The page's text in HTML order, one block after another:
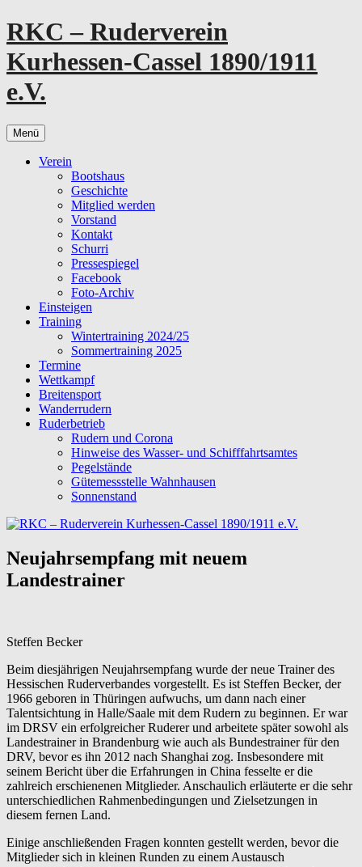
Zum
Inhalt
springen
RKC – Ruderverein
Kurhessen-Cassel 1890/1911
e.V.
Menü
Verein
Bootshaus
Geschichte
Mitglied werden
Vorstand
Kontakt
Schurri
Pressespiegel
Facebook
Foto-Archiv
Einsteigen
Training
Wintertraining 2024/25
Sommertraining 2025
Termine
Wettkampf
Breitensport
Wanderrudern
Ruderbetrieb
Rudern und Corona
Hinweise des Wasser- und Schifffahrtsamtes
Pegelstände
Gütemessstelle Wahnhausen
Sonnenstand
Neujahrsempfang mit neuem
Landestrainer
Steffen Becker
Beim diesjährigen Neujahrsempfang wurde der neue Trainer des
Hessischen Ruderverbandes vorgestellt. Es ist Steffen Becker, der
1966 geboren in Thüringen aufwuchs, um dann nach einer
Talentsichtung in Halle/Saale mit dem Rudern zu beginnen. Er war
im DRSV ein erfolgreicher Ruderer und arbeitete später sowohl als
Landestrainer in Brandenburg wie auch als Bundestrainer für den
DRV, bevor es ihn 2012 nach Shanghai zog. Insbesondere mit
seinem Bericht über die Erfahrungen in China fesselte er die
zahlreich erschienenen Mitglieder. Anschaulich erläuterte er die sehr
unterschiedlichen Rahmenbedingungen und Zielsetzungen in
diesem fernen Land.
Einige anschließenden Fragen konnten gestellt werden, bevor die
Mitglieder sich in kleinen Runden zu einem Austausch